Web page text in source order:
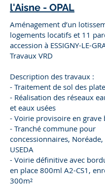
l'Aisne - OPAL
Aménagement d’un
logements locatifs et 11
accession à ESSIGNY-LE-
Travaux VRD
Description des travaux :
- Traitement de sol des
- Réalisation des réseaux
et eaux usées
- Voirie provisoire en grave
- Tranché commune pour
concessionnaires, Noréade,
USEDA
- Voirie définitive avec
en place 800ml A2-CS1,
300m²